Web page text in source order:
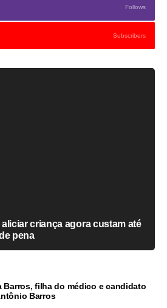
Follows
Subscribers
aliciar criança agora custam até
pena
Barros, filha do médico e candidato
Barros